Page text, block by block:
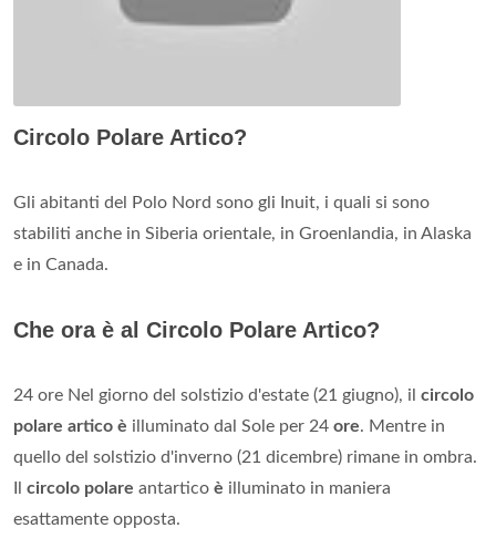
Circolo Polare Artico?
Gli abitanti del Polo Nord sono gli Inuit, i quali si sono
stabiliti anche in Siberia orientale, in Groenlandia, in Alaska
e in Canada.
Che ora è al Circolo Polare Artico?
24 ore Nel giorno del solstizio d'estate (21 giugno), il circolo
polare artico è illuminato dal Sole per 24 ore. Mentre in
quello del solstizio d'inverno (21 dicembre) rimane in ombra.
Il circolo polare antartico è illuminato in maniera
esattamente opposta.